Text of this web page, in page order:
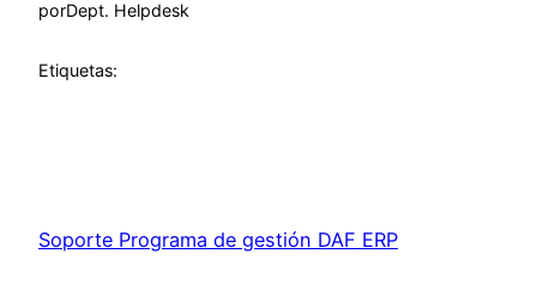
porDept. Helpdesk
Etiquetas:
Soporte Programa de gestión DAF ERP